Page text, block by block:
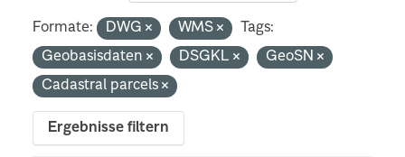
Formate: DWG WMS
Tags:
Geobasisdaten
DSGKL
GeoSN
Cadastral parcels
Ergebnisse filtern